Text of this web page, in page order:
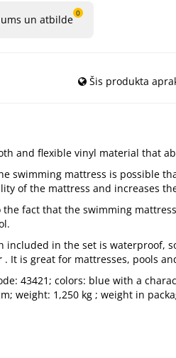
un atbilde 0
Šis produkta
and flexible vinyl material that
swimming mattress is possible
of the mattress and increases
the fact that the swimming mattress
included in the set is waterproof,
. It is great for mattresses, pools
43421; colors: blue with a
weight: 1,250 kg ; weight in